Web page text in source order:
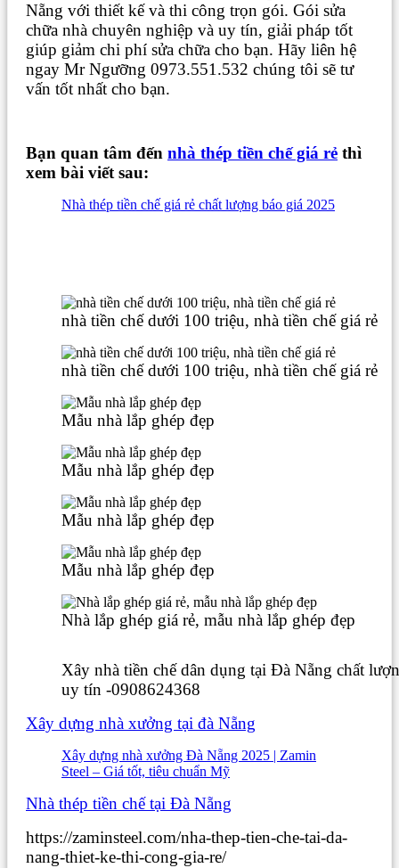
Nẵng với thiết kế và thi công trọn gói. Gói sửa
chữa nhà chuyên nghiệp và uy tín, giải pháp tốt
giúp giảm chi phí sửa chữa cho bạn. Hãy liên hệ
ngay Mr Ngưỡng 0973.551.532 chúng tôi sẽ tư
vấn tốt nhất cho bạn.
Bạn quan tâm đến nhà thép tiền chế giá rẻ thì
xem bài viết sau:
Nhà thép tiền chế giá rẻ chất lượng báo giá 2025
nhà tiền chế dưới 100 triệu, nhà tiền chế giá rẻ
nhà tiền chế dưới 100 triệu, nhà tiền chế giá rẻ
Mẫu nhà lắp ghép đẹp
Mẫu nhà lắp ghép đẹp
Mẫu nhà lắp ghép đẹp
Mẫu nhà lắp ghép đẹp
Nhà lắp ghép giá rẻ, mẫu nhà lắp ghép đẹp
Xây nhà tiền chế dân dụng tại Đà Nẵng chất
uy tín -0908624368
Xây dựng nhà xưởng tại đà Nẵng
Xây dựng nhà xưởng Đà Nẵng 2025 | Zamin
Steel – Giá tốt, tiêu chuẩn Mỹ
Nhà thép tiền chế tại Đà Nẵng
https://zaminsteel.com/nha-thep-tien-che-tai-da-
nang-thiet-ke-thi-cong-gia-re/